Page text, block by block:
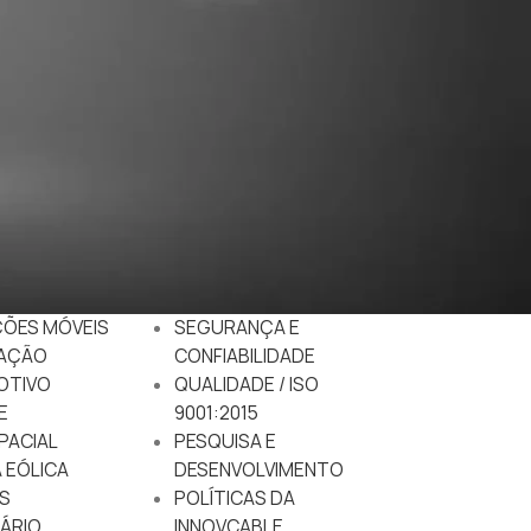
MÓVEIS
EÓLICA
SEGURANÇA E
CONFIABILIDADE
QUALIDADE / ISO
9001:2015
PESQUISA E
DESENVOLVIMENTO
POLÍTICAS DA